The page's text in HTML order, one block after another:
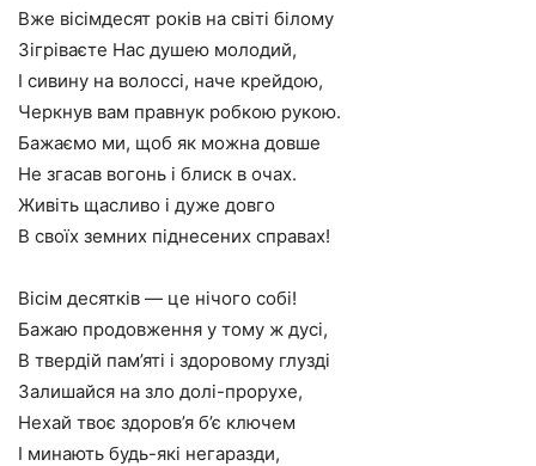
Вже вісімдесят років на світі білому
Зігріваєте Нас душею молодий,
І сивину на волоссі, наче крейдою,
Черкнув вам правнук робкою рукою.
Бажаємо ми, щоб як можна довше
Не згасав вогонь і блиск в очах.
Живіть щасливо і дуже довго
В своїх земних піднесених справах!
Вісім десятків — це нічого собі!
Бажаю продовження у тому ж дусі,
В твердій пам’яті і здоровому глузді
Залишайся на зло долі-прорухе,
Нехай твоє здоров’я б’є ключем
І минають будь-які негаразди,